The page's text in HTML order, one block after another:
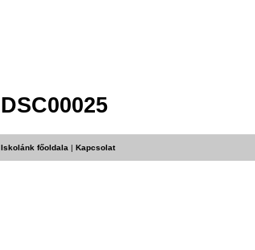
DSC00025
Iskolánk főoldala | Kapcsolat